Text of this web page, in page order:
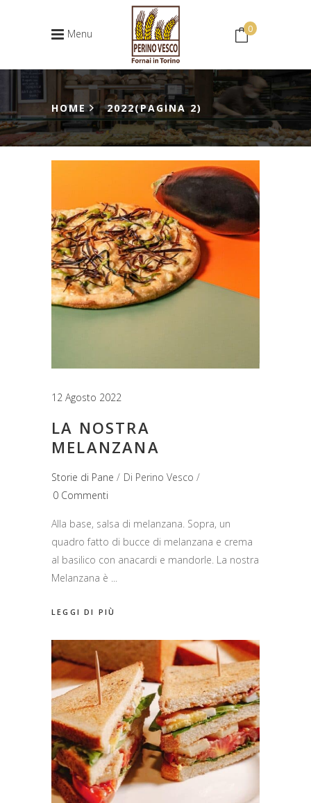
Menu 0
Nessun prodotto nel carrello.
HOME
2022(PAGINA 2)
12 Agosto 2022
LA NOSTRA
MELANZANA
Storie di Pane Di Perino Vesco
0 Commenti
Alla base, salsa di melanzana. Sopra, un
quadro fatto di bucce di melanzana e crema
al basilico con anacardi e mandorle. La nostra
Melanzana è
LEGGI DI PIÙ